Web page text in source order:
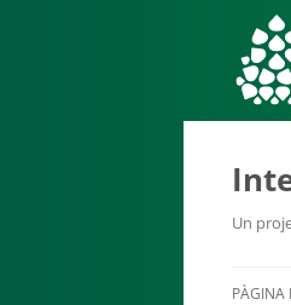
Un
PÀGINA
CASES